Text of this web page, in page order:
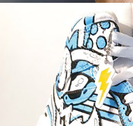
AJ 1 blue custom